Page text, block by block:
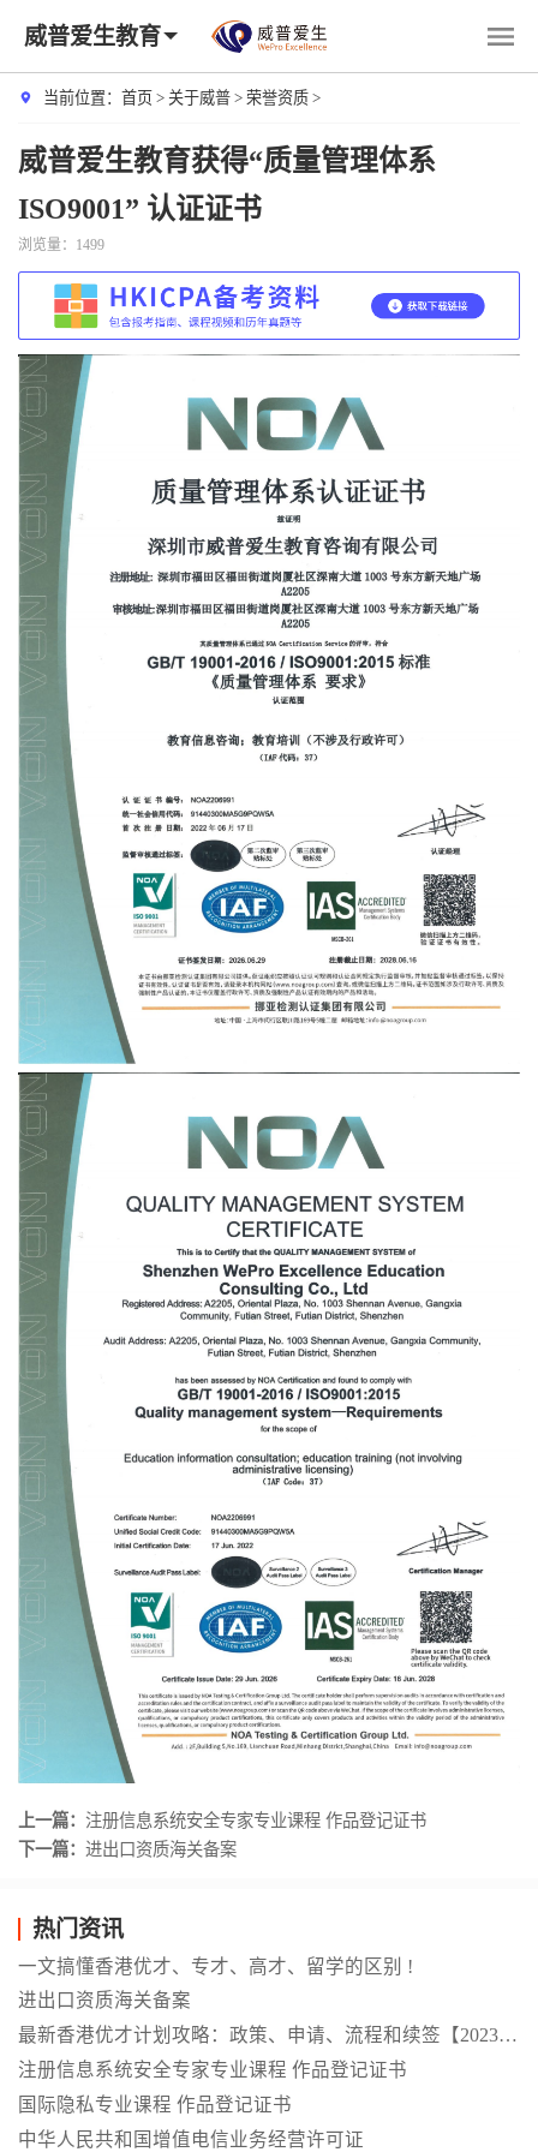
威普爱生教育
当前位置： 首页> 关于威普> 荣誉资质>
威普爱生教育获得“质量管理体系
ISO9001” 认证证书
浏览量：1499
上一篇： 注册信息系统安全专家专业课程 作品登记证书
下一篇： 进出口资质海关备案
热门资讯
一文搞懂香港优才、专才、高才、留学的区别 !
进出口资质海关备案
最新香港优才计划攻略：政策、申请、流程和续签【2023年9月更新】
注册信息系统安全专家专业课程 作品登记证书
国际隐私专业课程 作品登记证书
中华人民共和国增值电信业务经营许可证